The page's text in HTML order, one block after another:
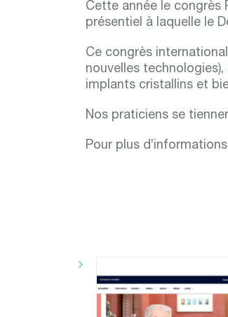
Cette année le congrès
présentiel à laquelle le
Ce congrès
nouvelles
implants cristallins et
Nos praticiens se
Pour plus